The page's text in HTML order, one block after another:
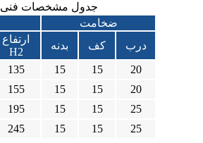
جدول مشخصات فنی و
ضخامت
ارتفاع
H2
بدنه کف
درب
135 15 15
20
155 15 15
20
195 15 15
25
245 15 15 25